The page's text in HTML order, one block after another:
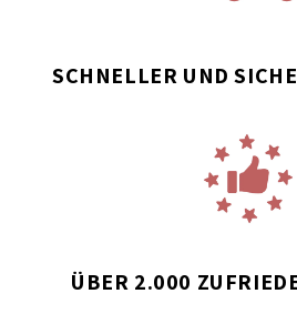
SCHNELLER UND
ÜBER 2.000